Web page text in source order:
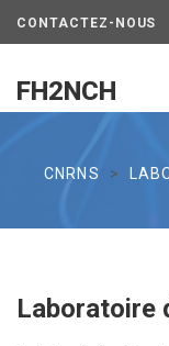
CONTACTEZ-NOUS
FH2NCH
CNRNS
Laboratoire